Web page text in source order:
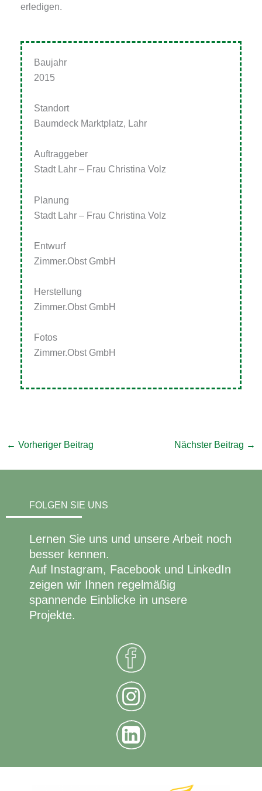
erledigen.
Baujahr
2015
Standort
Baumdeck Marktplatz, Lahr
Auftraggeber
Stadt Lahr – Frau Christina Volz
Planung
Stadt Lahr – Frau Christina Volz
Entwurf
Zimmer.Obst GmbH
Herstellung
Zimmer.Obst GmbH
Fotos
Zimmer.Obst GmbH
← Vorheriger Beitrag Nächster Beitrag →
FOLGEN SIE UNS
Lernen Sie uns und unsere Arbeit noch
besser kennen.
Auf Instagram, Facebook und LinkedIn
zeigen wir Ihnen regelmäßig
spannende Einblicke in unsere
Projekte.